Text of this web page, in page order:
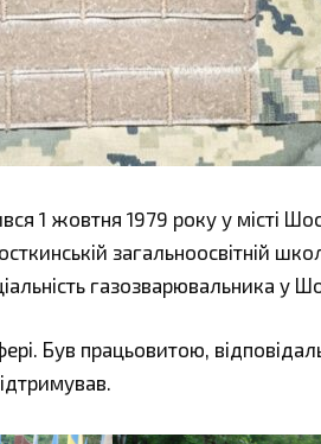
1 жовтня 1979 року у місті
загальноосвітній
газозварювальника у
Був працьовитою,